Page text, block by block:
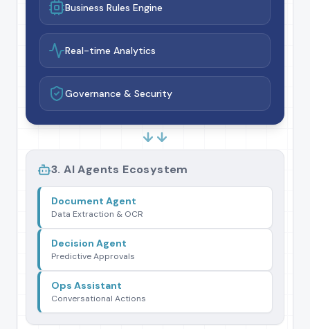
Business Rules Engine
Real-time Analytics
Governance & Security
3. AI Agents Ecosystem
Document Agent
Data Extraction & OCR
Decision Agent
Predictive Approvals
Ops Assistant
Conversational Actions